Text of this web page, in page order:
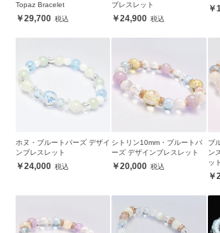
Topaz Bracelet
29,700
ブレスレット
24,900
ホヌ・ブルートパーズ デザイ
ンブレスレット
24,000
シトリン10mm・ブルートパ
ーズ デザインブレスレット
20,000
ブ
ン
ット